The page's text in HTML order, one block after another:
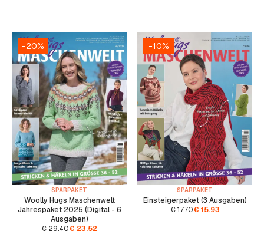
-20%
SPARPAKET
Woolly Hugs Maschenwelt
Jahrespaket 2025 (Digital - 6
Ausgaben)
€29.40€ 23.52
-10%
SPARPAKET
Einsteigerpaket (3 Ausgaben)
€17.70€ 15.93